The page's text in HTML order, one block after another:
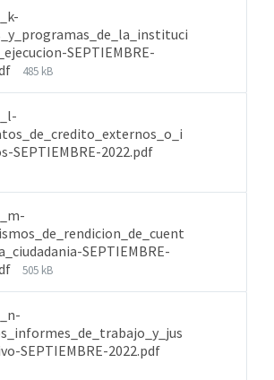
SEPTIEMBRE-
485 kB
SEPTIEMBRE-2022.pdf
SEPTIEMBRE-
505 kB
SEPTIEMBRE-2022.pdf